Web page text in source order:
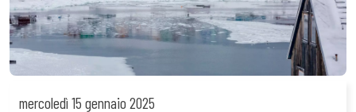
mercoledì 15 gennaio 2025